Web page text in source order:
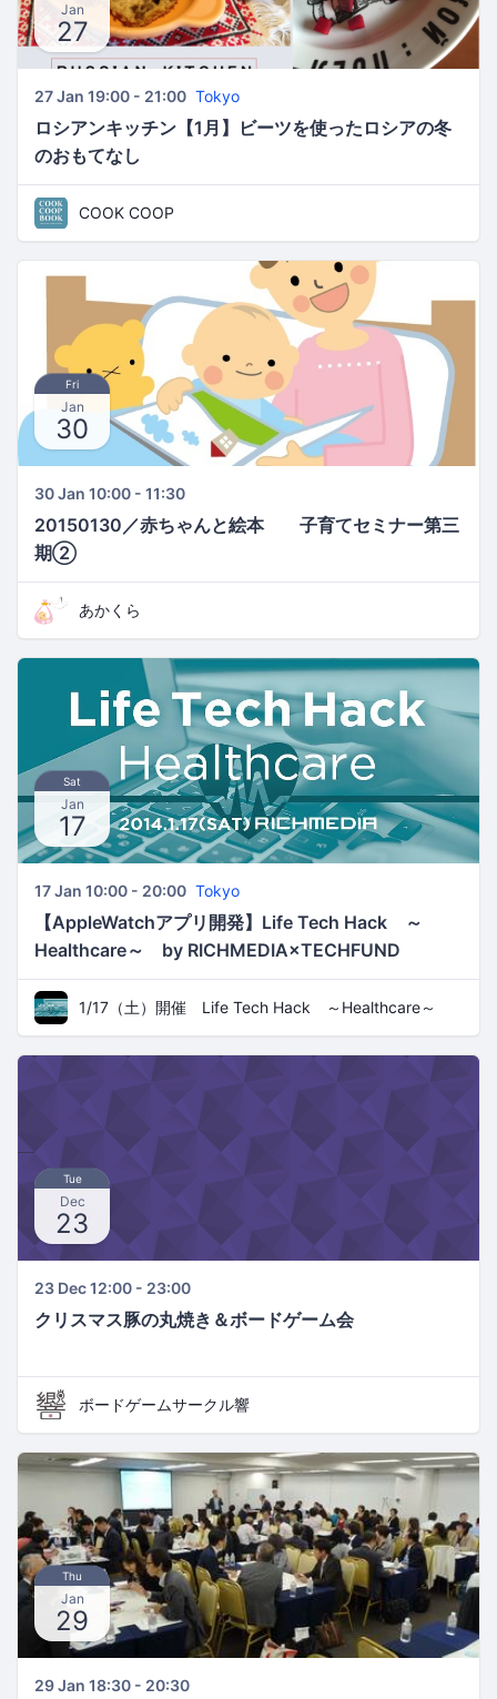
Jan
27
27 Jan 19:00 - 21:00 Tokyo
ロシアンキッチン【1月】ビーツを使ったロシアの冬
のおもてなし
COOK COOP
Fri
Jan
30
30 Jan 10:00 - 11:30
20150130／赤ちゃんと絵本 子育てセミナー第三
期②
あかくら
Sat
Jan
17
17 Jan 10:00 - 20:00 Tokyo
【AppleWatchアプリ開発】Life Tech Hack ～
Healthcare～ by RICHMEDIA×TECHFUND
1/17（土）開催 Life Tech Hack ～Healthcare～
Tue
Dec
23
23 Dec 12:00 - 23:00
クリスマス豚の丸焼き＆ボードゲーム会
ボードゲームサークル響
Thu
Jan
29
29 Jan 18:30 - 20:30